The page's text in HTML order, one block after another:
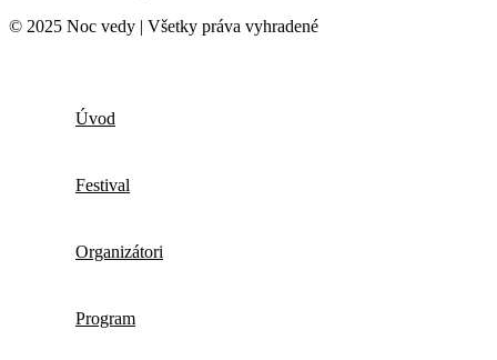
© 2025 Noc vedy | Všetky práva vyhradené
Úvod
Festival
Organizátori
Program